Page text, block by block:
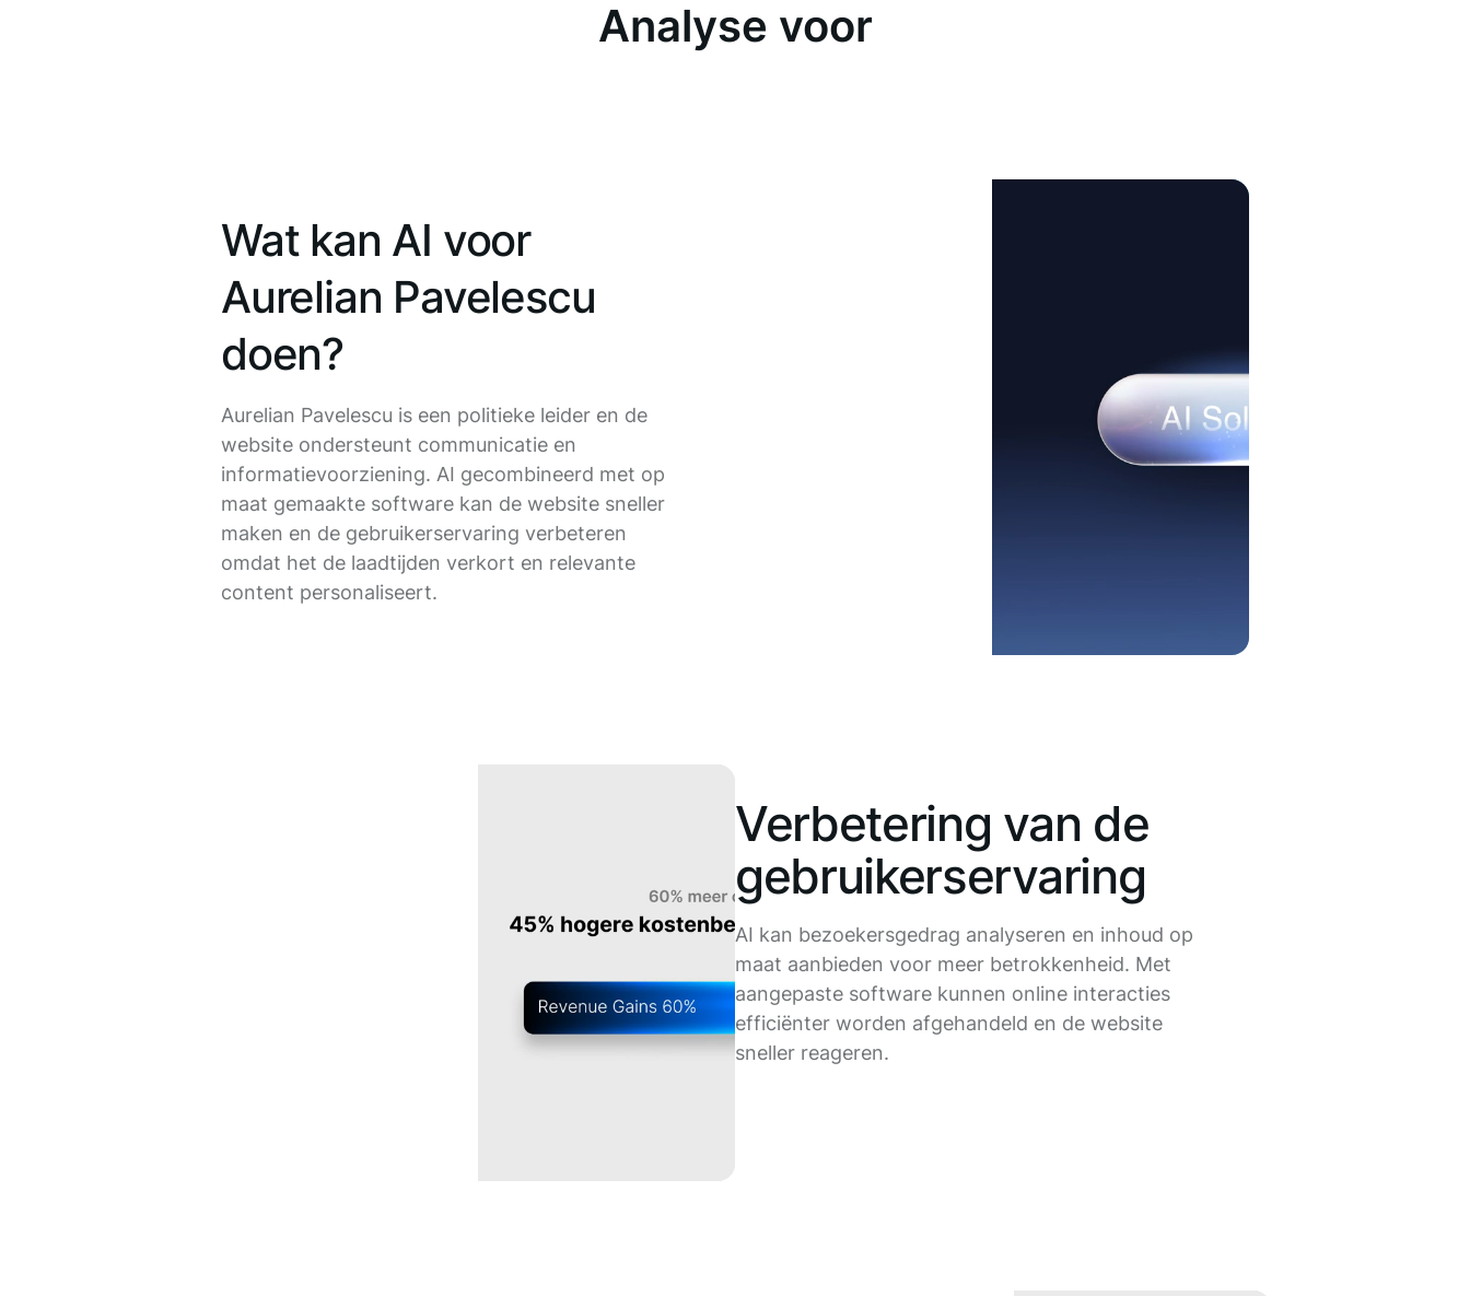
Analyse voor
Wat kan AI voor
Aurelian Pavelescu
doen?
Aurelian Pavelescu is een politieke leider en de
website ondersteunt communicatie en
informatievoorziening. AI gecombineerd met op
maat gemaakte software kan de website sneller
maken en de gebruikerservaring verbeteren
omdat het de laadtijden verkort en relevante
content personaliseert.
Verbetering van de
gebruikerservaring
AI kan bezoekersgedrag analyseren en inhoud op
maat aanbieden voor meer betrokkenheid. Met
aangepaste software kunnen online interacties
efficiënter worden afgehandeld en de website
sneller reageren.